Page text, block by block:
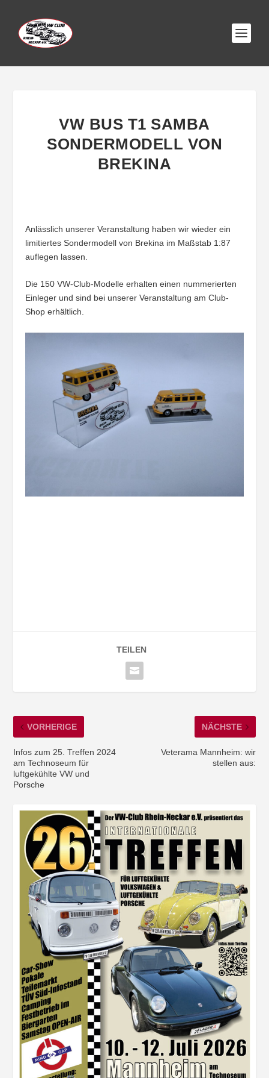
VW BUS T1 SAMBA
SONDERMODELL VON
BREKINA
Anlässlich unserer Veranstaltung haben wir wieder ein
limitiertes Sondermodell von Brekina im Maßstab 1:87
auflegen lassen.
Die 150 VW-Club-Modelle erhalten einen nummerierten
Einleger und sind bei unserer Veranstaltung am Club-
Shop erhältlich.
TEILEN
VORHERIGE
Infos zum 25. Treffen 2024
am Technoseum für
luftgekühlte VW und
Porsche
NÄCHSTE
Veterama Mannheim: wir
stellen aus: